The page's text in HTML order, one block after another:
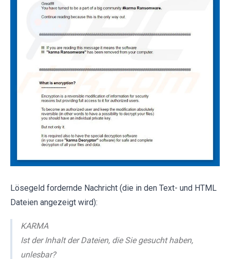
Lösegeld fordernde Nachricht (die in den Text- und HTML
Dateien angezeigt wird):
KARMA
Ist der Inhalt der Dateien, die Sie gesucht haben,
unlesbar?